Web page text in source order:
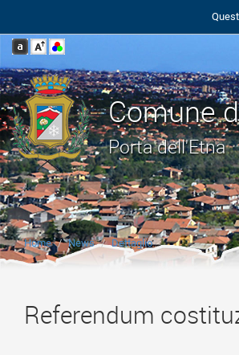
Comune
Porta dell'Etna
Home News Dettaglio
Referendum